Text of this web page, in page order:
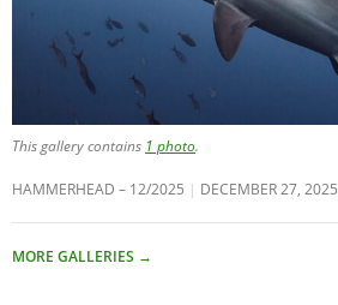
This gallery contains 1 photo.
HAMMERHEAD – 12/2025 DECEMBER 27, 2025
MORE GALLERIES →